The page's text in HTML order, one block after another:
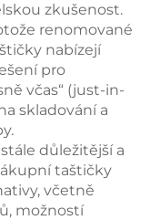
zkušenost.
renomované
nabízejí
pro
včas“ (just-in-
skladování a
důležitější a
taštičky
včetně
možností